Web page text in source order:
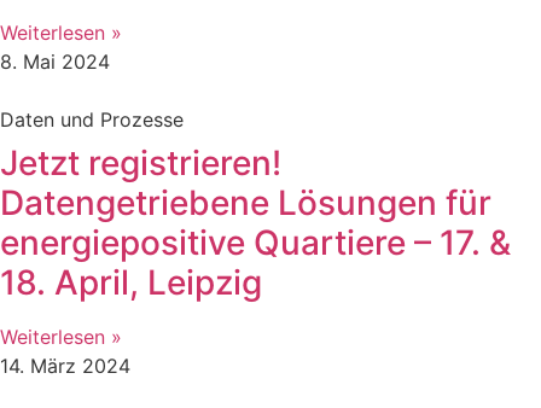
Weiterlesen »
8. Mai 2024
Daten und Prozesse
Jetzt registrieren!
Datengetriebene Lösungen für
energiepositive Quartiere – 17. &
18. April, Leipzig
Weiterlesen »
14. März 2024